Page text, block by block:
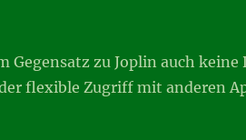
Gegensatz zu Joplin auch
flexible Zugriff mit anderen